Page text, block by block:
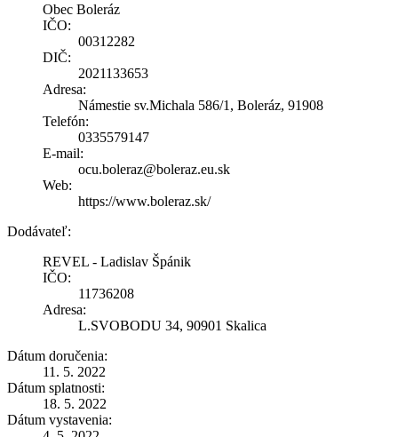
Obec Boleráz
IČO:
00312282
DIČ:
2021133653
Adresa:
Námestie sv.Michala 586/1, Boleráz, 91908
Telefón:
0335579147
E-mail:
ocu.boleraz@boleraz.eu.sk
Web:
https://www.boleraz.sk/
Dodávateľ:
REVEL - Ladislav Špánik
IČO:
11736208
Adresa:
L.SVOBODU 34, 90901 Skalica
Dátum doručenia:
11. 5. 2022
Dátum splatnosti:
18. 5. 2022
Dátum vystavenia: